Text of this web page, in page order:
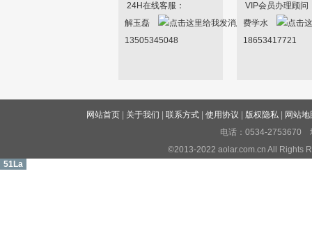
24H在线客服：
解玉磊
13505345048
VIP会员办理顾问
费学水
18653417721
网站首页 关于我们 |联系方式 |使用协议 版权隐私
网站地
电话：0534-2753670
©2013-2022 aolar.com.cn All Rights
51La